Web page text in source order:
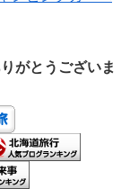
がとうございま